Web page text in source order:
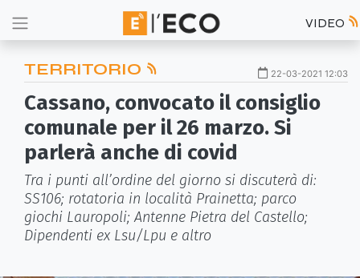
VIDEO
TERRITORIO 22-03-2021 12:03
Cassano, convocato il consiglio
comunale per il 26 marzo. Si
parlerà anche di covid
Tra i punti all’ordine del giorno si discuterà di:
SS106; rotatoria in località Prainetta; parco
giochi Lauropoli; Antenne Pietra del Castello;
Dipendenti ex Lsu/Lpu e altro